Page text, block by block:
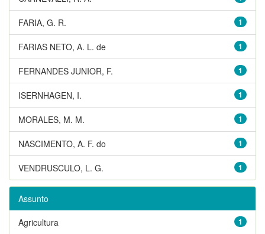
1
FARIA, G. R.
1
FARIAS NETO, A. L. de
1
FERNANDES JUNIOR, F.
1
ISERNHAGEN, I.
1
MORALES, M. M.
1
NASCIMENTO, A. F. do
1
VENDRUSCULO, L. G.
Assunto
1
Agricultura